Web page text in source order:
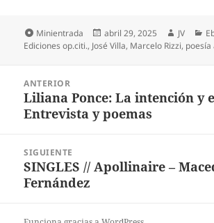
Formato
Minientrada
Publicado
el
abril 29, 2025 Autor
JV
Ediciones op.citi., José Villa, Marcelo Rizzi, poesía
entradas
ANTERIOR
Entrada
anterior:
Liliana Ponce: La intención y
Entrevista y poemas
SIGUIENTE
Entrada
siguiente:
SINGLES // Apollinaire –
Fernández